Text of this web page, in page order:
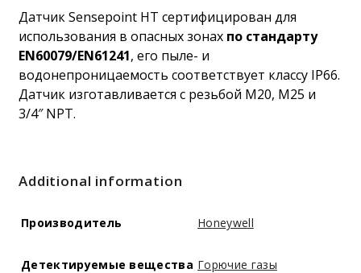
Датчик Sensepoint HT сертифицирован для
использования в опасных зонах по стандарту
EN60079/EN61241, его пыле- и
водонепроницаемость соответствует классу IP66.
Датчик изготавливается с резьбой M20, M25 и
3/4″ NPT.
Additional information
Производитель Honeywell
Детектируемые вещества Горючие газы